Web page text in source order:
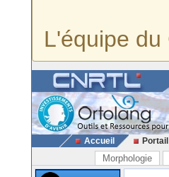
L'équipe du
Accueil
Morphologie